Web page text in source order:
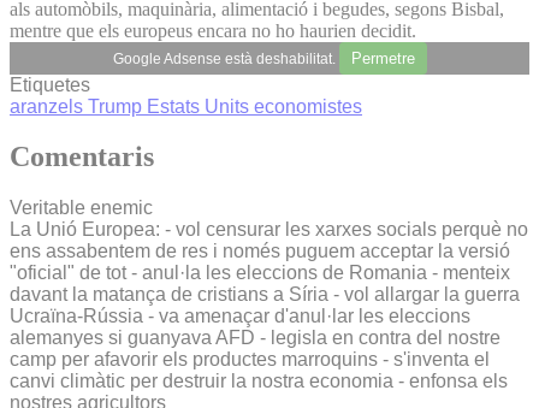
als automòbils, maquinària, alimentació i begudes, segons Bisbal,
mentre que els europeus encara no ho haurien decidit.
Google Adsense està deshabilitat. Permetre
Etiquetes
aranzels Trump Estats Units economistes
Comentaris
Veritable enemic
La Unió Europea: - vol censurar les xarxes socials perquè no
ens assabentem de res i només puguem acceptar la versió
"oficial" de tot - anul·la les eleccions de Romania - menteix
davant la matança de cristians a Síria - vol allargar la guerra
Ucraïna-Rússia - va amenaçar d'anul·lar les eleccions
alemanyes si guanyava AFD - legisla en contra del nostre
camp per afavorir els productes marroquins - s'inventa el
canvi climàtic per destruir la nostra economia - enfonsa els
nostres agricultors